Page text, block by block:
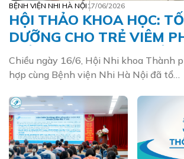
BỆNH VIỆN NHI HÀ NỘI 17/06/2026
HỘI THẢO KHOA HỌC:
DƯỠNG CHO TRẺ VIÊM
BIẾN CHỨNG, RÚT NGẮN
Chiều ngày 16/6, Hội Nhi khoa Thành
hợp cùng Bệnh viện Nhi Hà Nội đã tổ…